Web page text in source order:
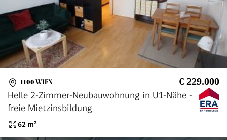
1100 WIEN € 229.000
Helle 2-Zimmer-Neubauwohnung in U1-Nähe -
freie Mietzinsbildung
62 m²